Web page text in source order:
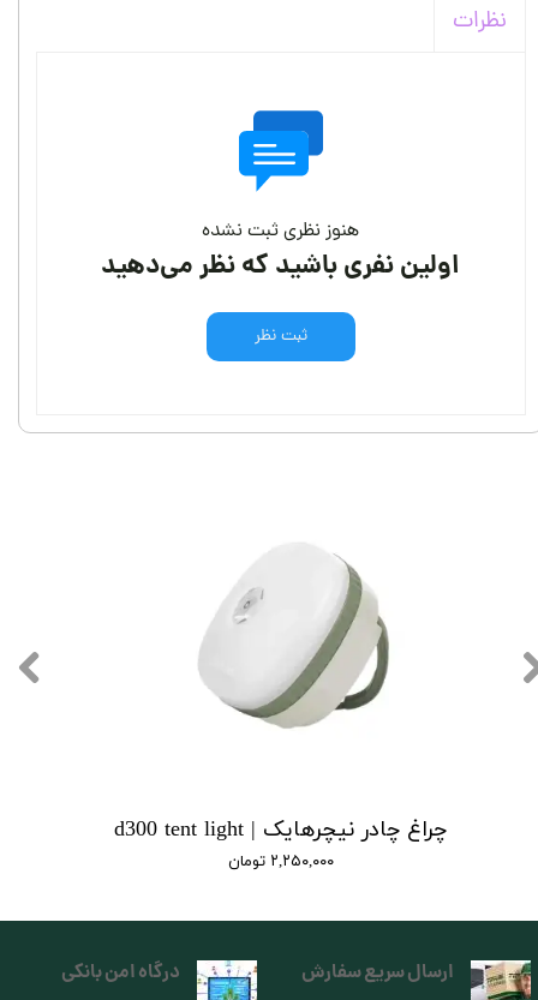
نظرات
هنوز نظری ثبت نشده
اولین نفری باشید که نظر می‌دهید
ثبت نظر
چراغ چادر نیچرهایک | d300 tent light
۲,۲۵۰,۰۰۰ تومان
ارسال سریع سفارش درگاه امن بانکی